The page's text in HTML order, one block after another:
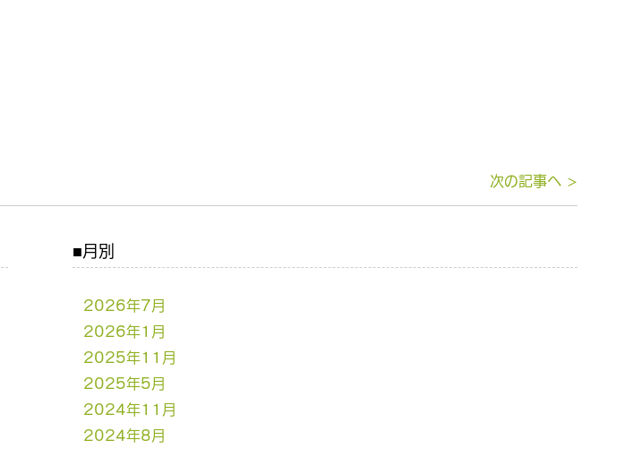
次の記事へ >
月別
2026年7月
2026年1月
2025年11月
2025年5月
2024年11月
2024年8月